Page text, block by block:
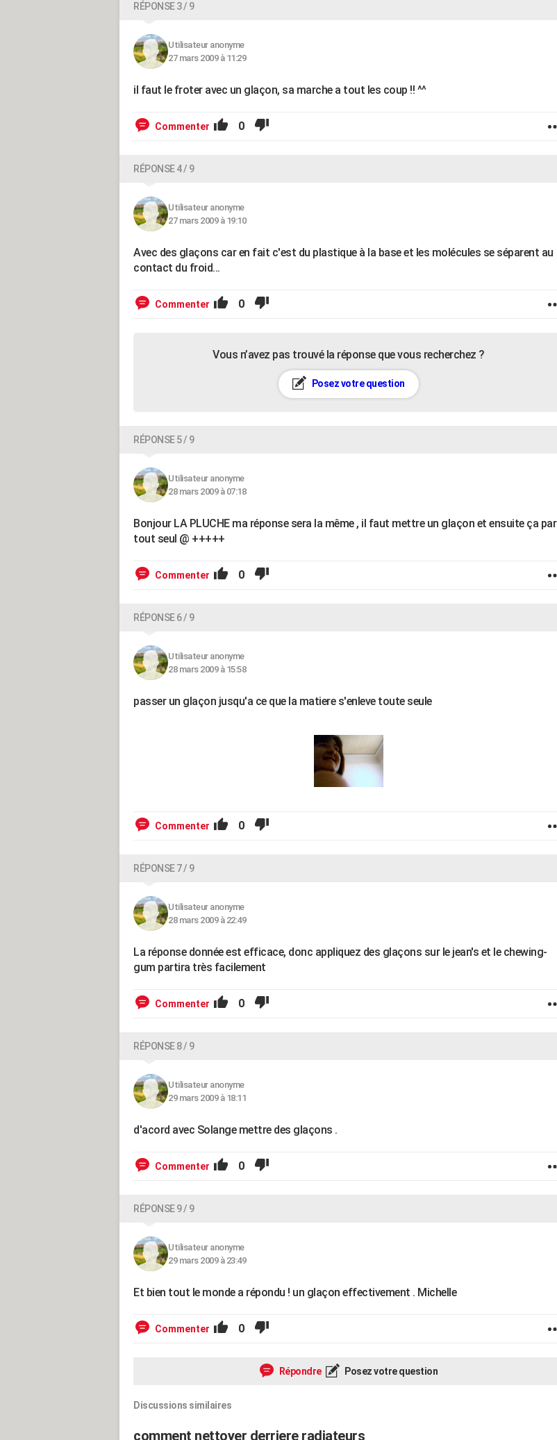
RÉPONSE 3 / 9
Utilisateur anonyme
27 mars 2009 à 11:29
il faut le froter avec un glaçon, sa marche a tout les coup !! ^^
Commenter 0
RÉPONSE 4 / 9
Utilisateur anonyme
27 mars 2009 à 19:10
Avec des glaçons car en fait c'est du plastique à la base et les molécules se séparent au
contact du froid...
Commenter 0
Vous n’avez pas trouvé la réponse que vous recherchez ?
Posez votre question
RÉPONSE 5 / 9
Utilisateur anonyme
28 mars 2009 à 07:18
Bonjour LA PLUCHE ma réponse sera la même , il faut mettre un glaçon et ensuite ça par
tout seul @ +++++
Commenter 0
RÉPONSE 6 / 9
Utilisateur anonyme
28 mars 2009 à 15:58
passer un glaçon jusqu'a ce que la matiere s'enleve toute seule
Commenter 0
RÉPONSE 7 / 9
Utilisateur anonyme
28 mars 2009 à 22:49
La réponse donnée est efficace, donc appliquez des glaçons sur le jean's et le chewing-
gum partira très facilement
Commenter 0
RÉPONSE 8 / 9
Utilisateur anonyme
29 mars 2009 à 18:11
d'acord avec Solange mettre des glaçons .
Commenter 0
RÉPONSE 9 / 9
Utilisateur anonyme
29 mars 2009 à 23:49
Et bien tout le monde a répondu ! un glaçon effectivement . Michelle
Commenter 0
Répondre Posez votre question
Discussions similaires
comment nettoyer derriere radiateurs